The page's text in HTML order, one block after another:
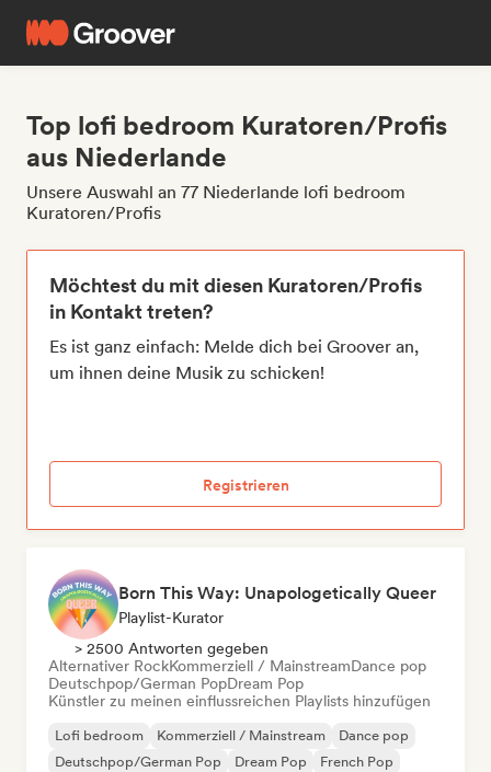
Top lofi bedroom Kuratoren/Profis
aus Niederlande
Unsere Auswahl an 77 Niederlande lofi bedroom
Kuratoren/Profis
Möchtest du mit diesen Kuratoren/Profis
in Kontakt treten?
Es ist ganz einfach: Melde dich bei Groover an,
um ihnen deine Musik zu schicken!
Registrieren
Born This Way: Unapologetically Queer
Playlist-Kurator
> 2500 Antworten gegeben
Alternativer RockKommerziell / MainstreamDance pop
Deutschpop/German PopDream Pop
Künstler zu meinen einflussreichen Playlists hinzufügen
Lofi bedroom Kommerziell / Mainstream
Dance pop
Deutschpop/German Pop
Dream Pop
French Pop